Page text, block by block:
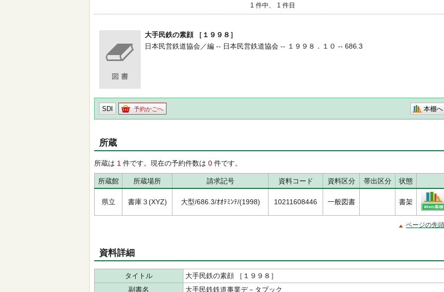
1 件中、 1 件目
大手民鉄の素顔 ［１９９８］
日本民営鉄道協会／編 -- 日本民営鉄道協会 -- １９９８．１０ -- 686.3
SDI 予約かごへ 本棚へ
所蔵
所蔵は 1 件です。現在の予約件数は 0 件です。
所蔵館 所蔵場所 請求記号 資料コード 資料区分 帯出区分 状態
県立 書庫３(XYZ) 大型/686.3/ｵｵﾃﾐﾝﾃ/(1998) 10211608446 一般図書 書架
ページの先
資料詳細
タイトル
大手民鉄の素顔 ［１９９８］
副書名
大手民鉄鉄道事業デ－タブック